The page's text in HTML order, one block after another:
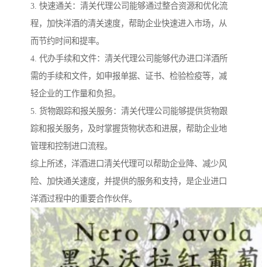
3. 快速通关：清关代理公司能够通过整合资源和优化流
程，加快洋酒的清关速度，帮助企业快速进入市场，从
而节约时间和提率。
4. 代办手续和文件：清关代理公司能够代办进口洋酒所
需的手续和文件，如申报单据、证书、检验检疫等，减
轻企业的工作量和负担。
5. 货物跟踪和报关服务：清关代理公司能够提供货物跟
踪和报关服务，及时掌握货物状态和进展，帮助企业地
管理和控制进口流程。
综上所述，洋酒进口清关代理可以帮助企业降、减少风
险、加快通关速度，并提供的服务和支持，是企业进口
洋酒过程中的重要合作伙伴。